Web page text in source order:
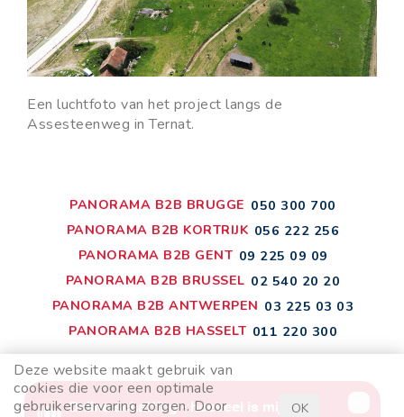
Een luchtfoto van het project langs de
Assesteenweg in Ternat.
PANORAMA B2B BRUGGE 050 300 700
PANORAMA B2B KORTRIJK 056 222 256
PANORAMA B2B GENT 09 225 09 09
PANORAMA B2B BRUSSEL 02 540 20 20
PANORAMA B2B ANTWERPEN 03 225 03 03
PANORAMA B2B HASSELT 011 220 300
Deze website maakt gebruik van
cookies die voor een optimale
gebruikerservaring zorgen. Door
OK